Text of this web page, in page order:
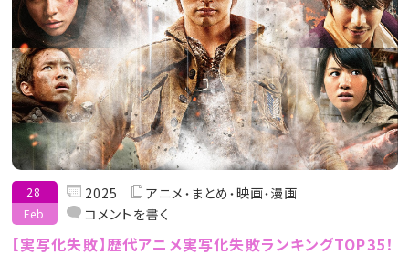
28
Feb
2025 アニメ まとめ 映画 漫画
コメントを書く
【実写化失敗】歴代アニメ実写化失敗ランキングTOP35！